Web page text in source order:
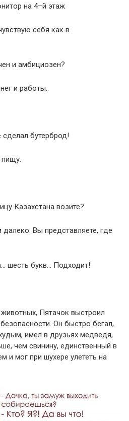
на 4–й этаж
себя как в
и амбициозен?
и работы..
бутерброд!
Казахстана возите?
Вы представляете, где
шесть букв… Подходит!
Пятачок выстроил
Он быстро бегал,
имел в друзьях медведя,
чем свинину, единственный в
и мог при шухере улететь на